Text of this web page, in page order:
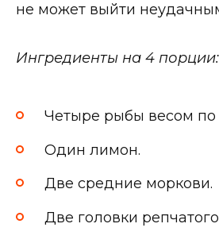
не может выйти
Ингредиенты на 4 порции:
Четыре рыбы весом
Один лимон.
Две средние моркови.
Две головки